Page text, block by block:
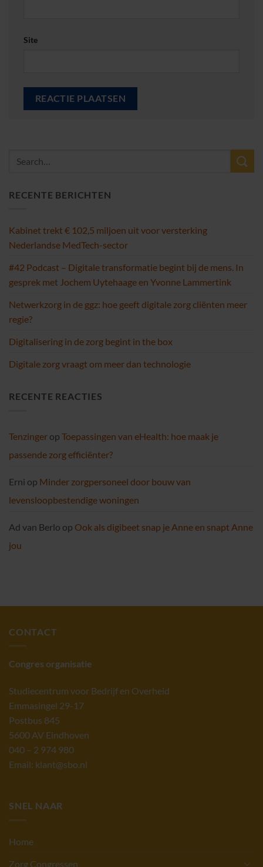
Site
RECENTE BERICHTEN
Kabinet trekt € 102,5 miljoen uit voor versterking
Nederlandse MedTech-sector
#42 Podcast – Digitale transformatie begint bij de mens. In
gesprek met Jochem Uytehaage en Yvonne Lammertink
Netwerkzorg in de ggz: hoe geeft digitale zorg cliënten meer
regie?
Digitalisering in de zorg begint in the box
Digitale zorg vraagt om meer dan technologie
RECENTE REACTIES
Tenzinger op Toepassingen van eHealth: hoe maak je
passende zorg efficiënter?
Erni op Minder zorgpersoneel door bouw van
levensloopbestendige woningen
Ad van Berlo op Ook als digibeet snap je Anne en snapt Anne
jou
CONTACT
Congres organisatie
Studiecentrum voor Bedrijf en Overheid
Emmasingel 29-17
Postbus 845
5600 AV Eindhoven
040 – 2 974 980
Email: klant@sbo.nl
SNEL NAAR
Home
Zorg Congressen